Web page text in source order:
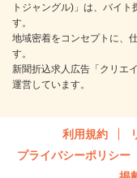
トジャングル)」は、バイ
す。
地域密着をコンセプトに、
す。
新聞折込求人広告「クリエ
運営しています。
利用規約
プライバシーポリシー